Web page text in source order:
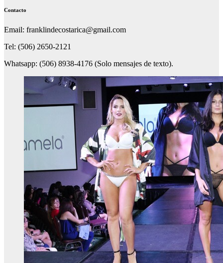
Contacto
Email: franklindecostarica@gmail.com
Tel: (506) 2650-2121
Whatsapp: (506) 8938-4176 (Solo mensajes de texto).